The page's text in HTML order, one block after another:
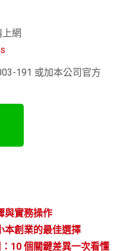
網
191 或加本公司官方
與實務操作
本創業的最佳選擇
10 個關鍵差異一次看懂